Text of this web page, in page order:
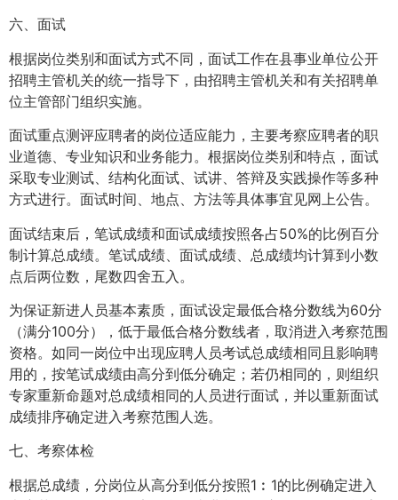
六、面试
根据岗位类别和面试方式不同，面试工作在县事业单位公开
招聘主管机关的统一指导下，由招聘主管机关和有关招聘单
位主管部门组织实施。
面试重点测评应聘者的岗位适应能力，主要考察应聘者的职
业道德、专业知识和业务能力。根据岗位类别和特点，面试
采取专业测试、结构化面试、试讲、答辩及实践操作等多种
方式进行。面试时间、地点、方法等具体事宜见网上公告。
面试结束后，笔试成绩和面试成绩按照各占50%的比例百分
制计算总成绩。笔试成绩、面试成绩、总成绩均计算到小数
点后两位数，尾数四舍五入。
为保证新进人员基本素质，面试设定最低合格分数线为60分
（满分100分），低于最低合格分数线者，取消进入考察范围
资格。如同一岗位中出现应聘人员考试总成绩相同且影响聘
用的，按笔试成绩由高分到低分确定；若仍相同的，则组织
专家重新命题对总成绩相同的人员进行面试，并以重新面试
成绩排序确定进入考察范围人选。
七、考察体检
根据总成绩，分岗位从高分到低分按照1︰1的比例确定进入